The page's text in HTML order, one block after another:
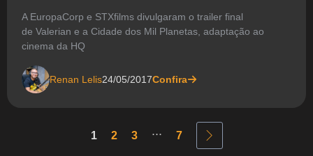
A EuropaCorp e STXfilms divulgaram o trailer final
de Valerian e a Cidade dos Mil Planetas, adaptação ao
cinema da HQ
Renan Lelis24/05/2017Confira
1 2 3 ... 7